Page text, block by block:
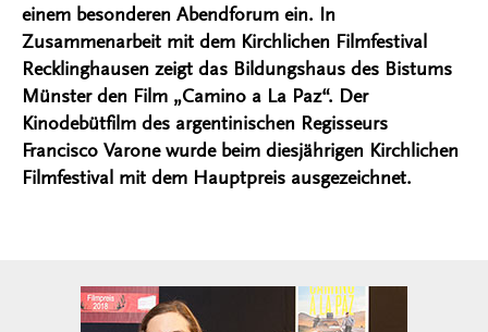
einem besonderen Abendforum ein. In
Zusammenarbeit mit dem Kirchlichen Filmfestival
Recklinghausen zeigt das Bildungshaus des Bistums
Münster den Film „Camino a La Paz“. Der
Kinodebütfilm des argentinischen Regisseurs
Francisco Varone wurde beim diesjährigen Kirchlichen
Filmfestival mit dem Hauptpreis ausgezeichnet.